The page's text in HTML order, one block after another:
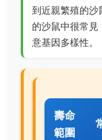
到近親繁殖的沙
的沙鼠中很常
意基因多樣性。
壽命
範圍